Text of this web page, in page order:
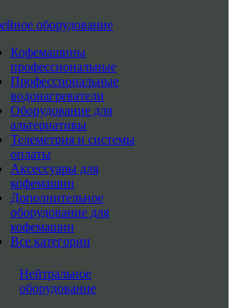
оборудование
Кофемашины
профессиональные
Профессиональные
водонагреватели
Оборудование для
альтернативы
Телеметрия и системы
оплаты
Аксессуары для
кофемашин
Дополнительное
оборудование для
кофемашин
Все категории
Нейтральное
оборудование